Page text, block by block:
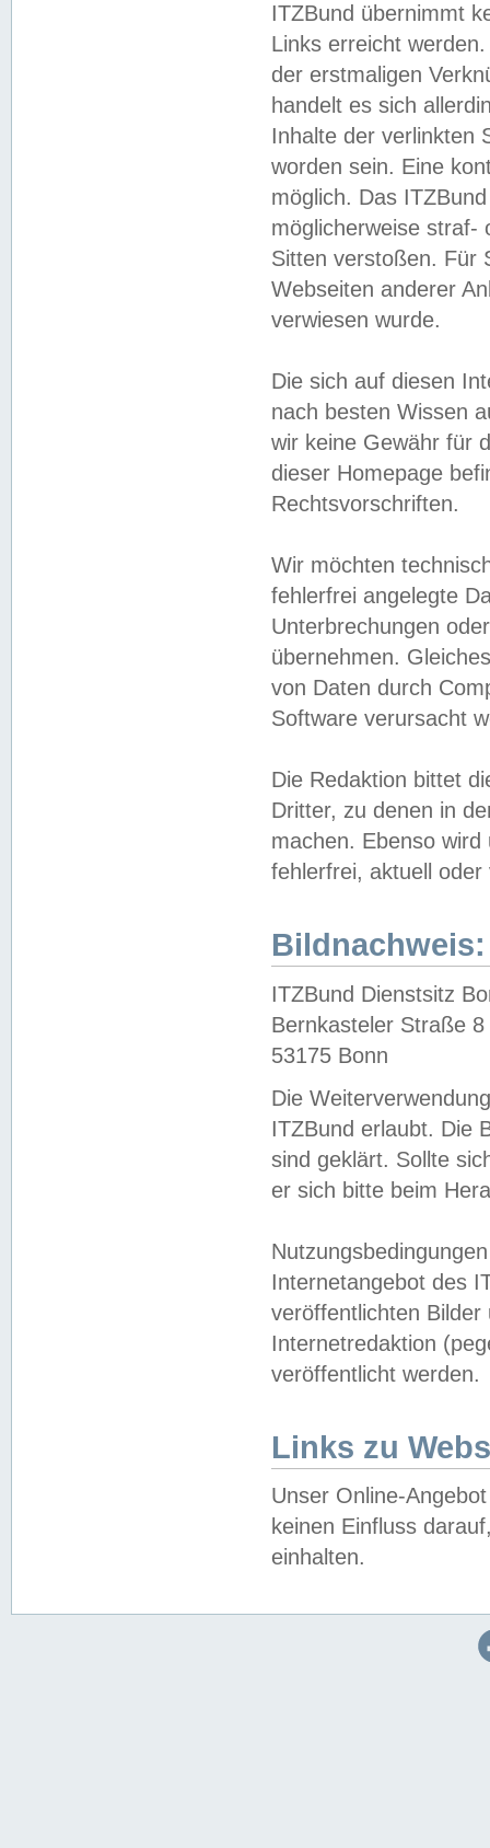
ITZBund übernimmt
Links erreicht
der erstmaligen
handelt es sich
Inhalte der verlinkten
worden sein. Eine
möglich. Das
möglicherweise straf-
Sitten verstoßen. Für
Webseiten anderer
verwiesen wurde.
Die sich auf diesen
nach besten Wissen
wir keine Gewähr für
dieser Homepage
Rechtsvorschriften.
Wir möchten
fehlerfrei angelegte
Unterbrechungen
übernehmen.
von Daten durch
Software verursacht
Die Redaktion bittet
Dritter, zu denen in
machen. Ebenso
fehlerfrei, aktuell oder
Bildnachweis:
ITZBund Dienstsitz
Bernkasteler Straße 8
53175 Bonn
Die
ITZBund erlaubt. Die
sind geklärt. Sollte
er sich bitte beim
Internetangebot des
veröffentlichten
Internetredaktion
veröffentlicht werden.
Links zu
Unser Online-
keinen Einfluss
einhalten.